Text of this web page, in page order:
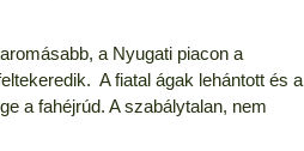
a Nyugati piacon a
A fiatal ágak lehántott és a
a fahéjrúd. A szabálytalan, nem